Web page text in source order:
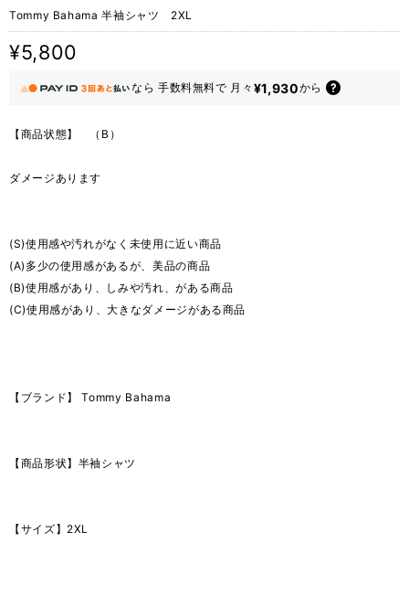
Tommy Bahama 半袖シャツ 2XL
¥5,800
なら 手数料無料で 月々 ¥1,930から
【商品状態】 （B）
ダメージあります
(S)使用感や汚れがなく未使用に近い商品
(A)多少の使用感があるが、美品の商品
(B)使用感があり、しみや汚れ、がある商品
(C)使用感があり、大きなダメージがある商品
【ブランド】 Tommy Bahama
【商品形状】半袖シャツ
【サイズ】2XL